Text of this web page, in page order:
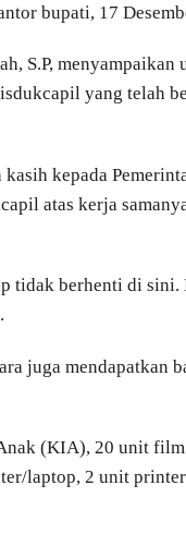
bupati, 17
S.P, menyampaikan
yang telah
kepada
atas kerja
tidak berhenti di sini.
juga mendapatkan
(KIA), 20 unit
laptop, 2 unit